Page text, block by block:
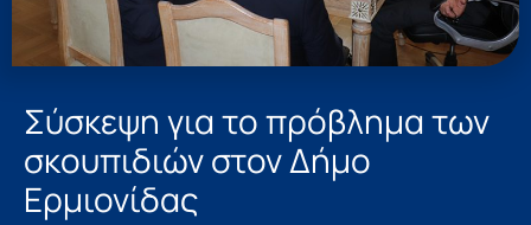
Σύσκεψη για το πρόβλημα των
σκουπιδιών στον Δήμο
Ερμιονίδας